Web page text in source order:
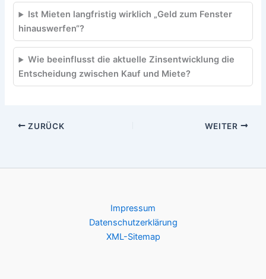
Ist Mieten langfristig wirklich „Geld zum Fenster
hinauswerfen“?
Wie beeinflusst die aktuelle Zinsentwicklung die
Entscheidung zwischen Kauf und Miete?
ZURÜCK WEITER
Impressum
Datenschutzerklärung
XML-Sitemap